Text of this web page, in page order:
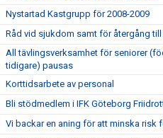
Nystartad Kastgrupp för 2008-2009
Råd vid sjukdom samt för återgång till
All tävlingsverksamhet för seniorer
tidigare) pausas
Korttidsarbete av personal
Bli stödmedlem i IFK Göteborg
Vi backar en aning för att minska risk